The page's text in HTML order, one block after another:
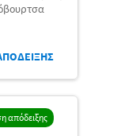
απόδειξης